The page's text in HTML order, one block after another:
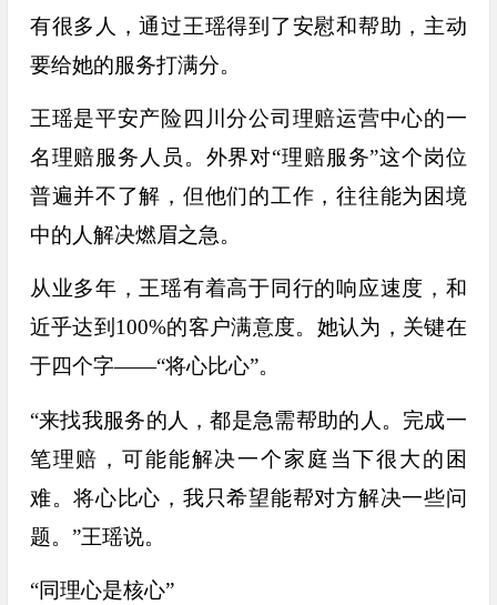
有很多人，通过王瑶得到了安慰和帮助，主动
要给她的服务打满分。
王瑶是平安产险四川分公司理赔运营中心的一
名理赔服务人员。外界对“理赔服务”这个岗位
普遍并不了解，但他们的工作，往往能为困境
中的人解决燃眉之急。
从业多年，王瑶有着高于同行的响应速度，和
近乎达到100%的客户满意度。她认为，关键在
于四个字——“将心比心”。
“来找我服务的人，都是急需帮助的人。完成一
笔理赔，可能能解决一个家庭当下很大的困
难。将心比心，我只希望能帮对方解决一些问
题。”王瑶说。
“同理心是核心”